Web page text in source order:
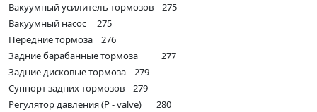
Вакуумный усилитель тормозов 275
Вакуумный насос 275
Передние тормоза 276
Задние барабанные тормоза 277
Задние дисковые тормоза 279
Суппорт задних тормозов 279
Регулятор давления (P - valve) 280